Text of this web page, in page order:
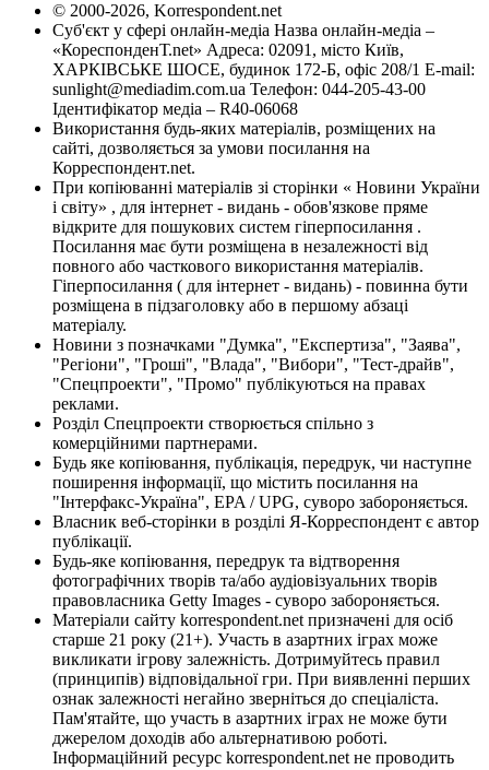
© 2000-2026, Korrespondent.net
Суб'єкт у сфері онлайн-медіа Назва онлайн-медіа –
«КореспонденТ.net» Адреса: 02091, місто Київ,
ХАРКІВСЬКЕ ШОСЕ, будинок 172-Б, офіс 208/1 E-mail:
sunlight@mediadim.com.ua Телефон: 044-205-43-00
Ідентифікатор медіа – R40-06068
Використання будь-яких матеріалів, розміщених на
сайті, дозволяється за умови посилання на
Корреспондент.net.
При копіюванні матеріалів зі сторінки « Новини України
і світу» , для інтернет - видань - обов'язкове пряме
відкрите для пошукових систем гіперпосилання .
Посилання має бути розміщена в незалежності від
повного або часткового використання матеріалів.
Гіперпосилання ( для інтернет - видань) - повинна бути
розміщена в підзаголовку або в першому абзаці
матеріалу.
Новини з позначками "Думка", "Експертиза", "Заява",
"Регіони", "Гроші", "Влада", "Вибори", "Тест-драйв",
"Спецпроекти", "Промо" публікуються на правах
реклами.
Розділ Спецпроекти створюється спільно з
комерційними партнерами.
Будь яке копіювання, публікація, передрук, чи наступне
поширення інформації, що містить посилання на
"Інтерфакс-Україна", EPA / UPG, суворо забороняється.
Власник веб-сторінки в розділі Я-Корреспондент є автор
публікації.
Будь-яке копіювання, передрук та відтворення
фотографічних творів та/або аудіовізуальних творів
правовласника Getty Images - суворо забороняється.
Матеріали сайту korrespondent.net призначені для осіб
старше 21 року (21+). Участь в азартних іграх може
викликати ігрову залежність. Дотримуйтесь правил
(принципів) відповідальної гри. При виявленні перших
ознак залежності негайно зверніться до спеціаліста.
Пам'ятайте, що участь в азартних іграх не може бути
джерелом доходів або альтернативою роботі.
Інформаційний ресурс korrespondent.net не проводить